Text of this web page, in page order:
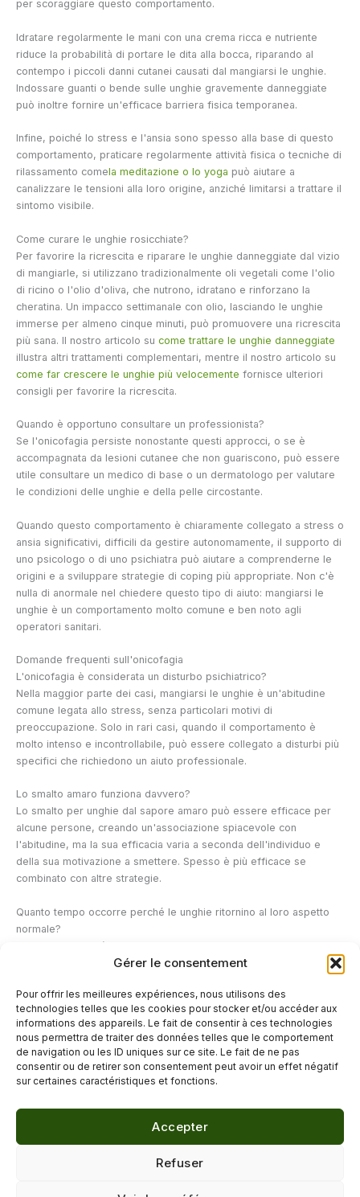
Gérer le consentement
Pour offrir les meilleures expériences, nous utilisons des
technologies telles que les cookies pour stocker et/ou accéder aux
informations des appareils. Le fait de consentir à ces technologies
nous permettra de traiter des données telles que le comportement
de navigation ou les ID uniques sur ce site. Le fait de ne pas
consentir ou de retirer son consentement peut avoir un effet négatif
sur certaines caractéristiques et fonctions.
Accepter
Refuser
per scoraggiare questo comportamento.
Idratare regolarmente le mani con una crema ricca e nutriente
riduce la probabilità di portare le dita alla bocca, riparando al
contempo i piccoli danni cutanei causati dal mangiarsi le unghie.
Indossare guanti o bende sulle unghie gravemente danneggiate
può inoltre fornire un'efficace barriera fisica temporanea.
Infine, poiché lo stress e l'ansia sono spesso alla base di questo
comportamento, praticare regolarmente attività fisica o tecniche di
rilassamento comela meditazione o lo yoga può aiutare a
canalizzare le tensioni alla loro origine, anziché limitarsi a trattare il
sintomo visibile.
Come curare le unghie rosicchiate?
Per favorire la ricrescita e riparare le unghie danneggiate dal vizio
di mangiarle, si utilizzano tradizionalmente oli vegetali come l'olio
di ricino o l'olio d'oliva, che nutrono, idratano e rinforzano la
cheratina. Un impacco settimanale con olio, lasciando le unghie
immerse per almeno cinque minuti, può promuovere una ricrescita
più sana. Il nostro articolo su come trattare le unghie danneggiate
illustra altri trattamenti complementari, mentre il nostro articolo su
come far crescere le unghie più velocemente fornisce ulteriori
consigli per favorire la ricrescita.
Quando è opportuno consultare un professionista?
Se l'onicofagia persiste nonostante questi approcci, o se è
accompagnata da lesioni cutanee che non guariscono, può essere
utile consultare un medico di base o un dermatologo per valutare
le condizioni delle unghie e della pelle circostante.
Quando questo comportamento è chiaramente collegato a stress o
ansia significativi, difficili da gestire autonomamente, il supporto di
uno psicologo o di uno psichiatra può aiutare a comprenderne le
origini e a sviluppare strategie di coping più appropriate. Non c'è
nulla di anormale nel chiedere questo tipo di aiuto: mangiarsi le
unghie è un comportamento molto comune e ben noto agli
operatori sanitari.
Domande frequenti sull'onicofagia
L'onicofagia è considerata un disturbo psichiatrico?
Nella maggior parte dei casi, mangiarsi le unghie è un'abitudine
comune legata allo stress, senza particolari motivi di
preoccupazione. Solo in rari casi, quando il comportamento è
molto intenso e incontrollabile, può essere collegato a disturbi più
specifici che richiedono un aiuto professionale.
Lo smalto amaro funziona davvero?
Lo smalto per unghie dal sapore amaro può essere efficace per
alcune persone, creando un'associazione spiacevole con
l'abitudine, ma la sua efficacia varia a seconda dell'individuo e
della sua motivazione a smettere. Spesso è più efficace se
combinato con altre strategie.
Quanto tempo occorre perché le unghie ritornino al loro aspetto
normale?
Dipende dall'entità del danno alla matrice ungueale. Per le unghie
semplicemente corte ma senza danni profondi, di solito bastano
danni più significativi alla matrice, la ricrescita completa potrebbe
richiedere più tempo.
←Articolo precedente Articolo successivo→